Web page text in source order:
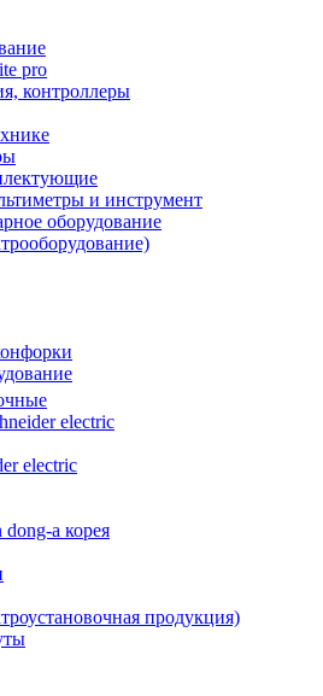
pro
контроллеры
и инструмент
оборудование
electric
electric
dong-a корея
продукция)